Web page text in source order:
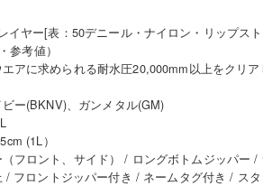
イヤー[表：50デニール・ナイロン・リップス
参考値）
アに求められる耐水圧20,000mm以上をクリ
ビー(BKNV)、ガンメタル(GM)
(1L）
（フロント、サイド） / ロングボトムジッパー
/ フロントジッパー付き / ネームタグ付き / ス